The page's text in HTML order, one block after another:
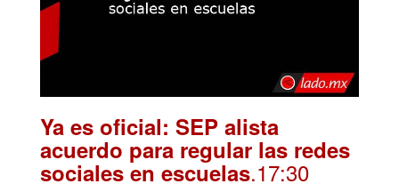
Ya es oficial: SEP alista
acuerdo para regular las redes
sociales en escuelas.17:30